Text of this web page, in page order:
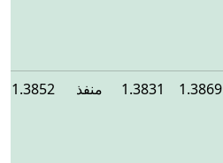
1.3869
1.3831 منفذ 1.3852